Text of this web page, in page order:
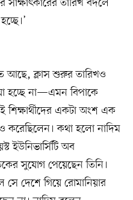
সাক্ষাৎকারের তারিখ বদলে
আছে, ক্লাস শুরুর তারিখও
হচ্ছে না—এমন বিপাকে
একটা অংশ এক
কথা হলো নাদিম
ইউনিভার্সিটি অব
সুযোগ পেয়েছেন তিনি।
সে দেশে গিয়ে রোমানিয়ার